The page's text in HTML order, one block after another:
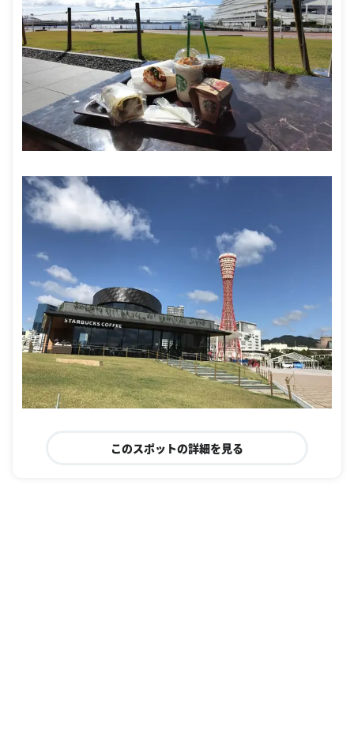
このスポットの詳細を見る